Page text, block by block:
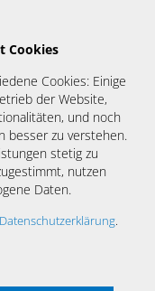
Cookies
Cookies: Einige
der Website,
und noch
besser zu verstehen.
stetig zu
nutzen
Daten.
Datenschutzerklärung.